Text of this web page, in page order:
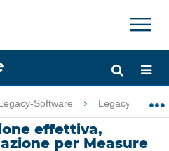
×
globale
Software Legacy-
effettiva,
per Measure